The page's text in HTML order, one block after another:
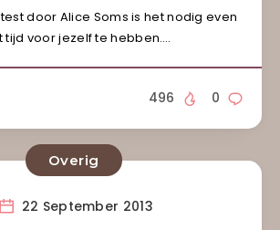
door Alice Soms is het nodig even
tijd voor jezelf te hebben….
0
496
Overig
22 September 2013